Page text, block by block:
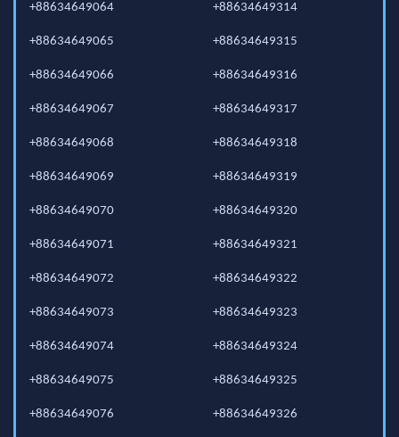
+88634649064
+88634649065
+88634649066
+88634649067
+88634649068
+88634649069
+88634649070
+88634649071
+88634649072
+88634649073
+88634649074
+88634649075
+88634649076
+88634649314
+88634649315
+88634649316
+88634649317
+88634649318
+88634649319
+88634649320
+88634649321
+88634649322
+88634649323
+88634649324
+88634649325
+88634649326